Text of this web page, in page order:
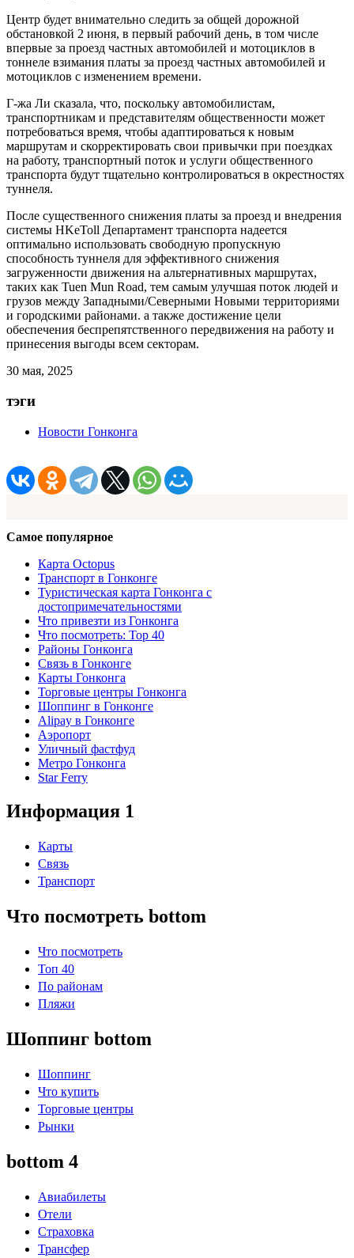
Центр будет внимательно следить за общей дорожной
обстановкой 2 июня, в первый рабочий день, в том числе
впервые за проезд частных автомобилей и мотоциклов в
тоннеле взимания платы за проезд частных автомобилей и
мотоциклов с изменением времени.
Г-жа Ли сказала, что, поскольку автомобилистам,
транспортникам и представителям общественности может
потребоваться время, чтобы адаптироваться к новым
маршрутам и скорректировать свои привычки при поездках
на работу, транспортный поток и услуги общественного
транспорта будут тщательно контролироваться в окрестностях
туннеля.
После существенного снижения платы за проезд и внедрения
системы HKeToll Департамент транспорта надеется
оптимально использовать свободную пропускную
способность туннеля для эффективного снижения
загруженности движения на альтернативных маршрутах,
таких как Tuen Mun Road, тем самым улучшая поток людей и
грузов между Западными/Северными Новыми территориями
и городскими районами. а также достижение цели
обеспечения беспрепятственного передвижения на работу и
принесения выгоды всем секторам.
30 мая, 2025
тэги
Новости Гонконга
Самое популярное
Карта Octopus
Транспорт в Гонконге
Туристическая карта Гонконга с
достопримечательностями
Что привезти из Гонконга
Что посмотреть: Top 40
Районы Гонконга
Связь в Гонконге
Карты Гонконга
Торговые центры Гонконга
Шоппинг в Гонконге
Alipay в Гонконге
Аэропорт
Уличный фастфуд
Метро Гонконга
Star Ferry
Информация 1
Карты
Связь
Транспорт
Что посмотреть bottom
Что посмотреть
Топ 40
По районам
Пляжи
Шоппинг bottom
Шоппинг
Что купить
Торговые центры
Рынки
bottom 4
Авиабилеты
Отели
Страховка
Трансфер